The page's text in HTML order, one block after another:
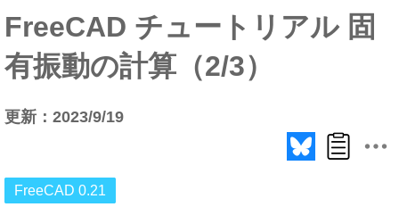
FreeCAD チュートリアル 固
有振動の計算（2/3）
更新：2023/9/19
FreeCAD 0.21